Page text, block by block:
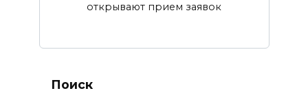
открывают прием заявок
Поиск